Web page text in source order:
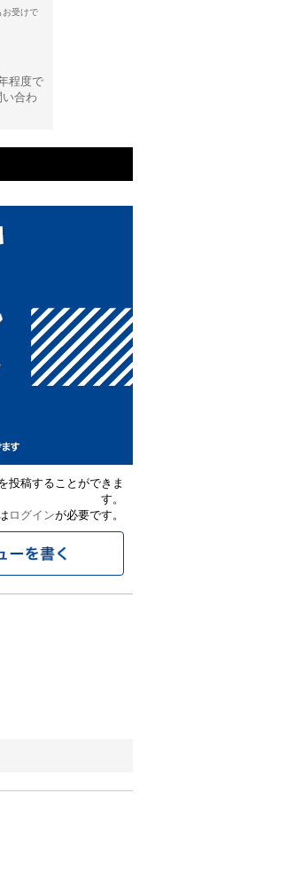
お受けで
程度で
合わ
投稿することができま
す。
ログインが必要です。